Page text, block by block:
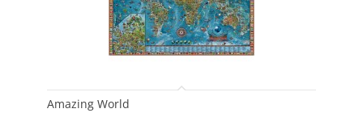
Amazing World